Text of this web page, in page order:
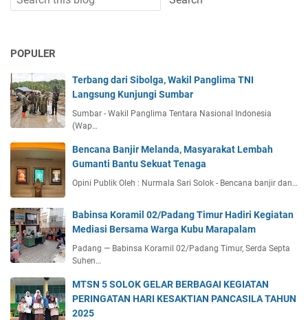
POPULER
Terbang dari Sibolga, Wakil Panglima TNI
Langsung Kunjungi Sumbar
Sumbar - Wakil Panglima Tentara Nasional Indonesia
(Wap…
Bencana Banjir Melanda, Masyarakat Lembah
Gumanti Bantu Sekuat Tenaga
Opini Publik Oleh : Nurmala Sari Solok - Bencana banjir dan…
Babinsa Koramil 02/Padang Timur Hadiri Kegiatan
Mediasi Bersama Warga Kubu Marapalam
Padang — Babinsa Koramil 02/Padang Timur, Serda Septa
Suhen…
MTSN 5 SOLOK GELAR BERBAGAI KEGIATAN
PERINGATAN HARI KESAKTIAN PANCASILA TAHUN
2025